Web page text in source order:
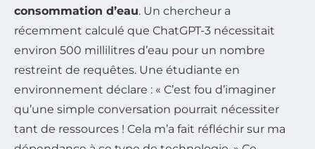
consommation d’eau. Un chercheur a
récemment calculé que ChatGPT-3 nécessitait
environ 500 millilitres d’eau pour un nombre
restreint de requêtes. Une étudiante en
environnement déclare : « C’est fou d’imaginer
qu’une simple conversation pourrait nécessiter
tant de ressources ! Cela m’a fait réfléchir sur ma